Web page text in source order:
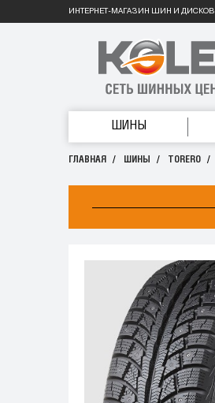
ИНТЕРНЕТ-МАГАЗИН ШИН И ДИСКОВ
ШИНЫ
ГЛАВНАЯ ШИНЫ TORERO